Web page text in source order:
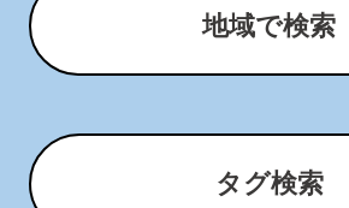
地域で検索
タグ検索